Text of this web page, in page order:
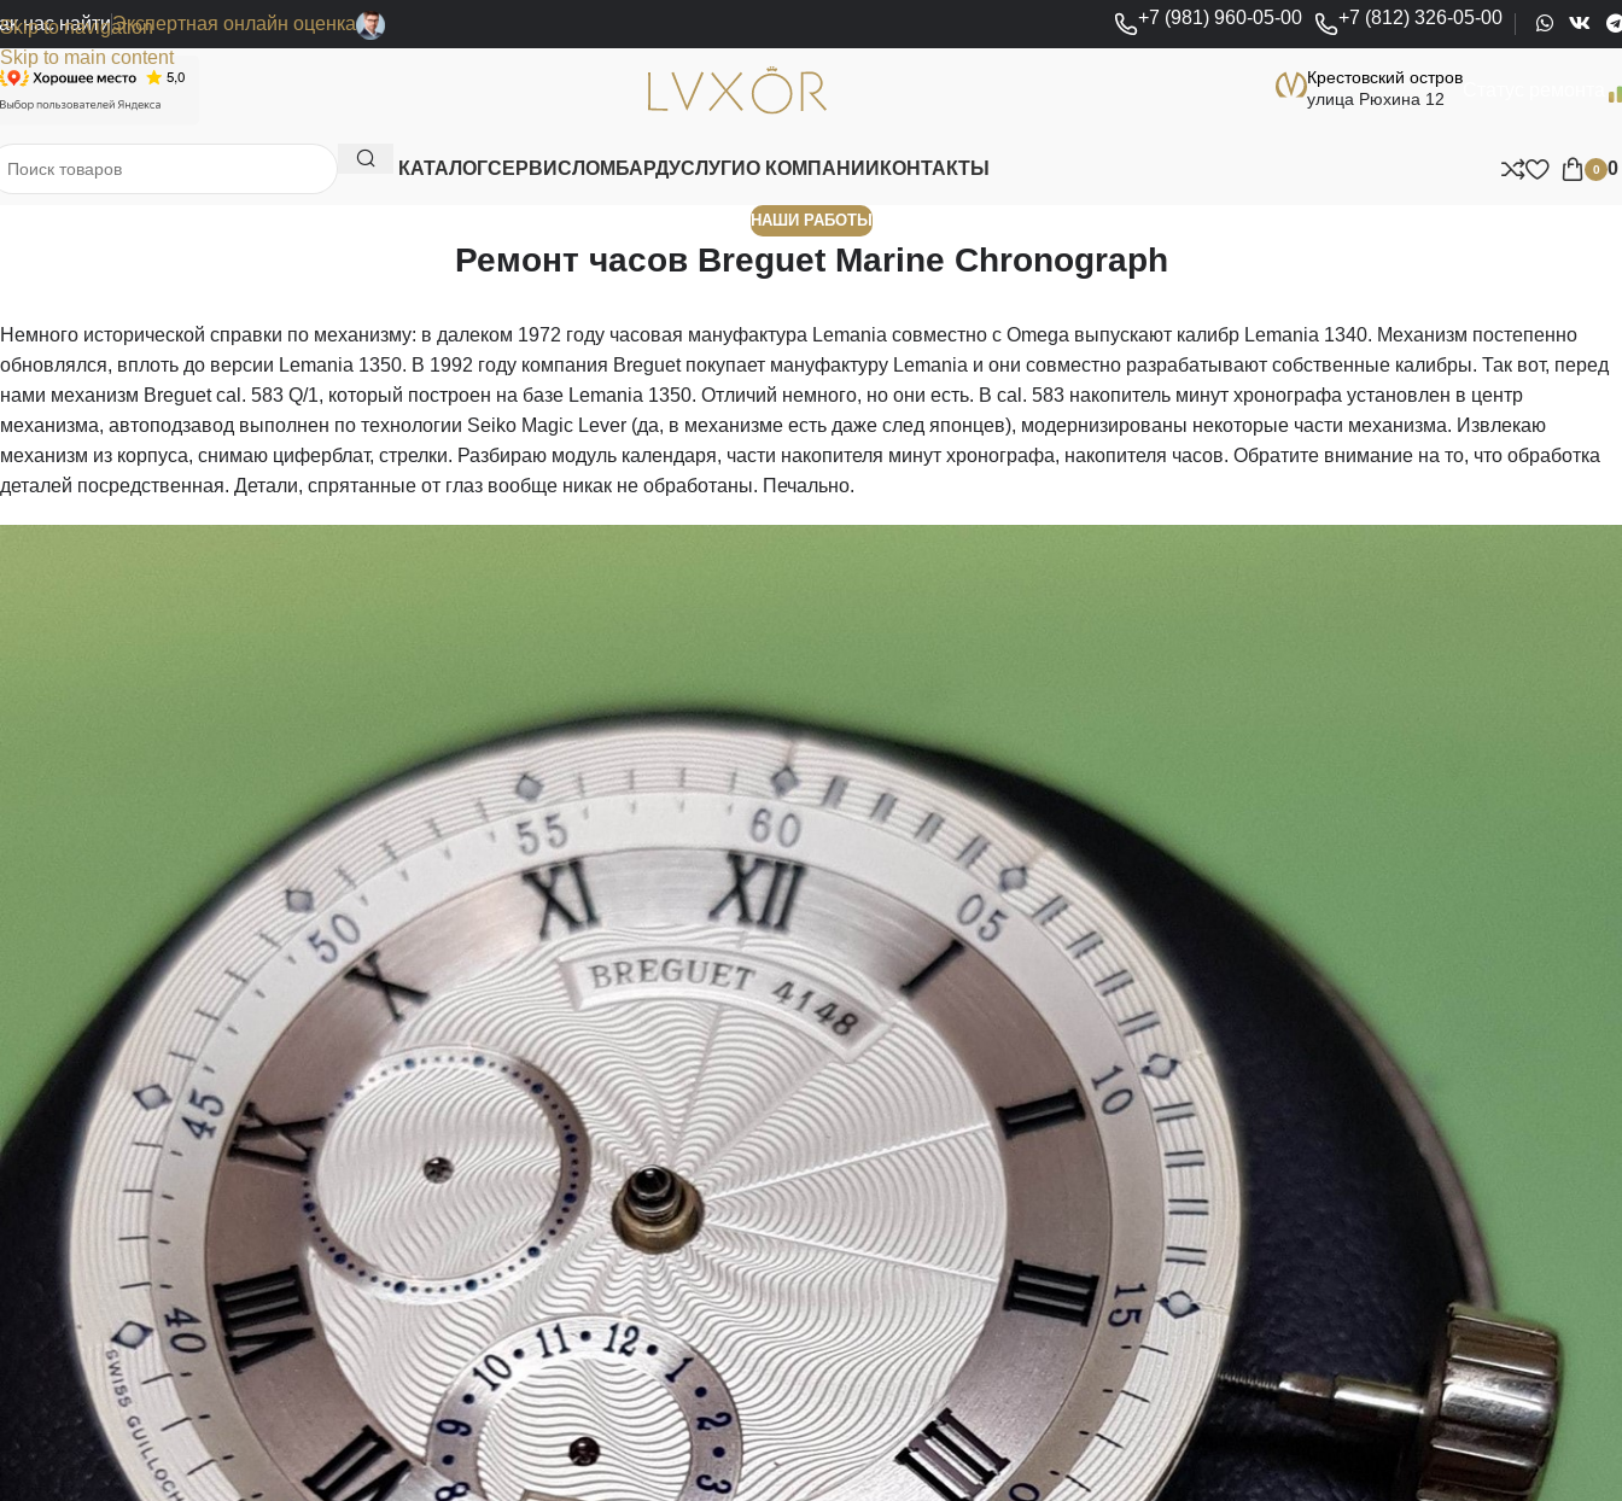
Skip to navigation
Skip to main content
нас найтиЭкспертная онлайн оценка +7 (981) 960-05-00 +7 (812) 326-05-00
Крестовский остров
улица Рюхина 12
КАТАЛОГСЕРВИСЛОМБАРДУСЛУГИО КОМПАНИИ КОНТАКТЫ 0 0
НАШИ РАБОТЫ
Ремонт часов Breguet Marine Chronograph
Немного исторической справки по механизму: в далеком 1972 году часовая мануфактура Lemania совместно с Omega выпускают калибр Lemania 1340. Механизм постепенно
обновлялся, вплоть до версии Lemania 1350. В 1992 году компания Breguet покупает мануфактуру Lemania и они совместно разрабатывают собственные калибры. Так вот, перед
нами механизм Breguet cal. 583 Q/1, который построен на базе Lemania 1350. Отличий немного, но они есть. В cal. 583 накопитель минут хронографа установлен в центр
механизма, автоподзавод выполнен по технологии Seiko Magic Lever (да, в механизме есть даже след японцев), модернизированы некоторые части механизма. Извлекаю
механизм из корпуса, снимаю циферблат, стрелки. Разбираю модуль календаря, части накопителя минут хронографа, накопителя часов. Обратите внимание на то, что обработка
деталей посредственная. Детали, спрятанные от глаз вообще никак не обработаны. Печально.